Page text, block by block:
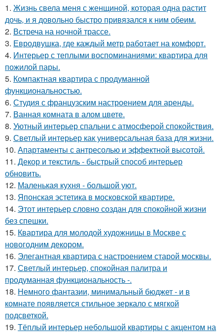
1. Жизнь свела меня с женщиной, которая одна растит
дочь, и я довольно быстро привязался к ним обеим.
2. Встреча на ночной трассе.
3. Евродвушка, где каждый метр работает на комфорт.
4. Интерьер с теплыми воспоминаниями: квартира для
пожилой пары.
5. Компактная квартира с продуманной
функциональностью.
6. Студия с французским настроением для аренды.
7. Ванная комната в алом цвете.
8. Уютный интерьер спальни с атмосферой спокойствия.
9. Светлый интерьер как универсальная база для жизни.
10. Апартаменты с антресолью и эффектной высотой.
11. Декор и текстиль - быстрый способ интерьер
обновить.
12. Маленькая кухня - большой уют.
13. Японская эстетика в московской квартире.
14. Этот интерьер словно создан для спокойной жизни
без спешки.
15. Квартира для молодой художницы в Москве с
новогодним декором.
16. Элегантная квартира с настроением старой москвы.
17. Светлый интерьер, спокойная палитра и
продуманная функциональность -.
18. Немного фантазии, минимальный бюджет - и в
комнате появляется стильное зеркало с мягкой
подсветкой.
19. Тёплый интерьер небольшой квартиры с акцентом на